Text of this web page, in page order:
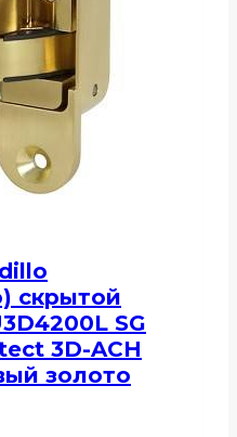
скрытой
SG
3D-ACH
золото